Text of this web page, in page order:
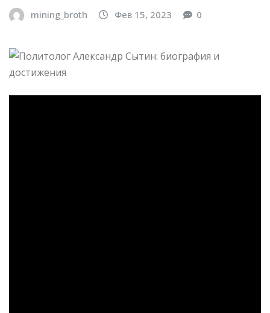
mining_broth Фев 15, 2023 0